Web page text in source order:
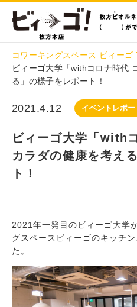
コワーキングスペース ビィーゴ
ビィーゴ大学「withコロナ時代
る」の様子をレポート！
2021.4.12 イベントレポー
ビィーゴ大学「with
カラダの健康を考え
ト！
2021年一発目のビィーゴ大学
グスペースビィーゴのキッチ
た。